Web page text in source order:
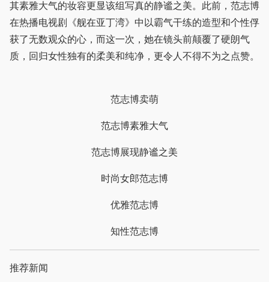
其素雅大气的妆容更显该组写真的静谧之美。此前，范志博
在热播电视剧《舰在亚丁湾》中以霸气干练的造型和个性俘
获了无数观众的心，而这一次，她在镜头前颠覆了硬朗气
质，回归女性独有的柔美和纯净，更令人不得不为之点赞。
范志博卖萌
范志博素雅大气
范志博展现静谧之美
时尚女郎范志博
优雅范志博
知性范志博
推荐新闻